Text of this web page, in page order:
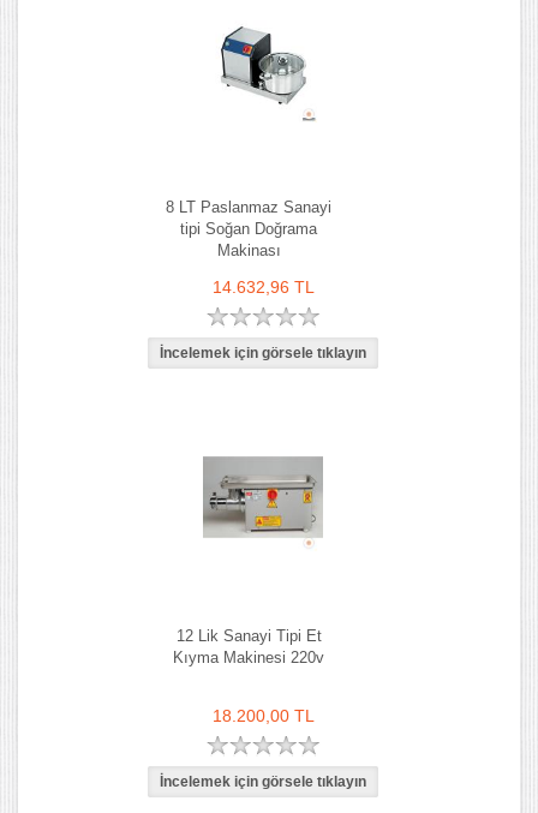
8 LT Paslanmaz Sanayi
tipi Soğan Doğrama
Makinası
14.632,96 TL
12 Lik Sanayi Tipi Et
Kıyma Makinesi 220v
18.200,00 TL